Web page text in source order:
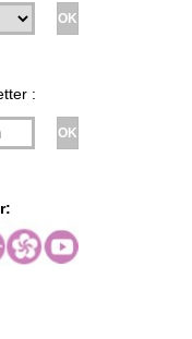
: